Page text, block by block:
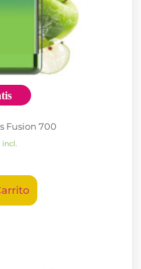
Fusion 700
incl.